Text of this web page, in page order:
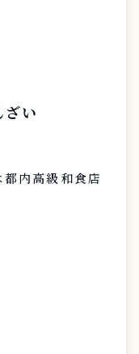
い
内高級和食店